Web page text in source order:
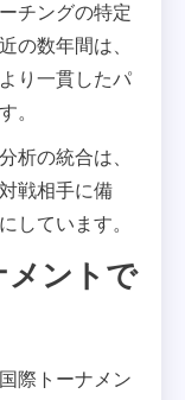
チングの特定
の数年間は、
り一貫したパ
。
析の統合は、
戦相手に備
しています。
メントで
際トーナメン